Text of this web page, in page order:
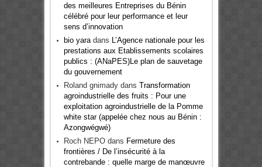
des meilleures Entreprises du Bénin
célébré pour leur performance et leur
sens d’innovation
bio yaradans L’Agence nationale pour les
prestations aux Etablissements scolaires
publics : (ANaPES)Le plan de sauvetage
du gouvernement
Roland gnimadydans Transformation
agroindustrielle des fruits : Pour une
exploitation agroindustrielle de la Pomme
white star (appelée chez nous au Bénin :
Azongwégwé)
Roch NEPOdans Fermeture des
frontières / De l’insécurité à la
contrebande : quelle marge de manœuvre